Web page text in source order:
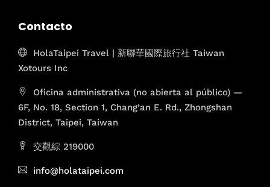
Contacto
HolaTaipei Travel | 新聯華國際旅行社 Taiwan
Xotours Inc
Oficina administrativa (no abierta al público) —
6F, No. 18, Section 1, Chang’an E. Rd., Zhongshan
District, Taipei, Taiwan
交觀綜 219000
info@holataipei.com